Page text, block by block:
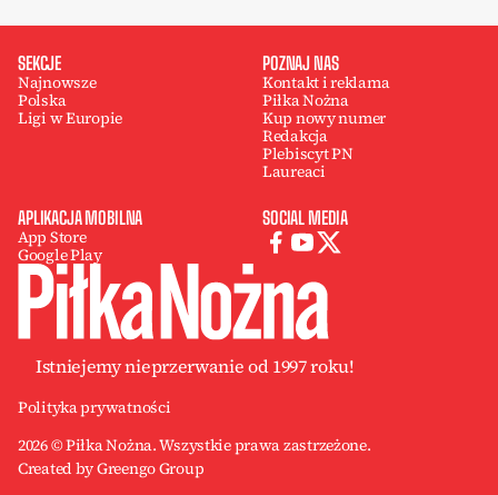
SEKCJE
Najnowsze
Polska
Ligi w Europie
POZNAJ NAS
Kontakt i reklama
Piłka Nożna
Kup nowy numer
Redakcja
Plebiscyt PN
Laureaci
APLIKACJA MOBILNA
App Store
Google Play
SOCIAL MEDIA
Istniejemy nieprzerwanie od 1997 roku!
Polityka prywatności
2026 © Piłka Nożna. Wszystkie prawa zastrzeżone.
Created by Greengo Group